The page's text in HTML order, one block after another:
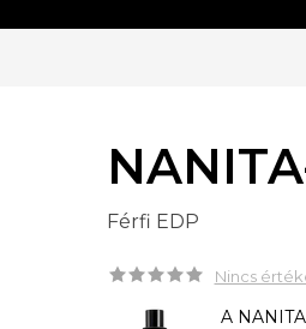
Férfi EDP
Nincs
A